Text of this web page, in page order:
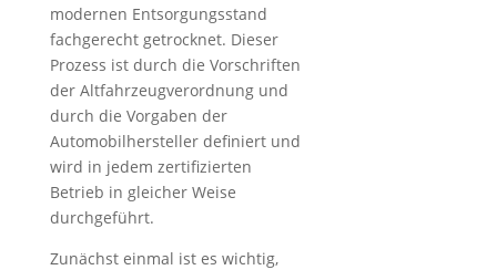
modernen Entsorgungsstand
fachgerecht getrocknet. Dieser
Prozess ist durch die Vorschriften
der Altfahrzeugverordnung und
durch die Vorgaben der
Automobilhersteller definiert und
wird in jedem zertifizierten
Betrieb in gleicher Weise
durchgeführt.
Zunächst einmal ist es wichtig,